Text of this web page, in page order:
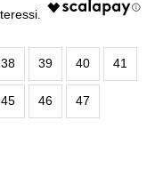
38 39 40 41
45 46 47